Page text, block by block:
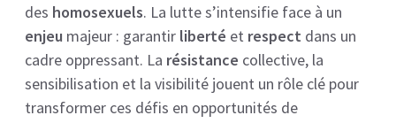
des homosexuels. La lutte s’intensifie face à un
enjeu majeur : garantir liberté et respect dans un
cadre oppressant. La résistance collective, la
sensibilisation et la visibilité jouent un rôle clé pour
transformer ces défis en opportunités de